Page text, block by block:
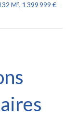
M², 1 399 999 €